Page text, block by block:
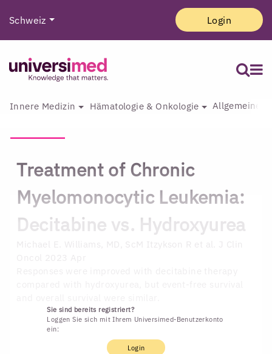
Schweiz Login
Innere Medizin Hämatologie & Onkologie Allgemeine
Treatment of Chronic
Myelomonocytic Leukemia:
Decitabine vs. Hydroxyurea
Sie sind bereits registriert?
Loggen Sie sich mit Ihrem Universimed-Benutzerkonto
ein:
Login